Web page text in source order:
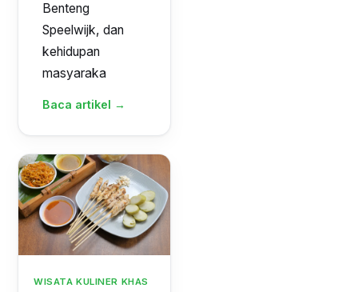
Benteng
Speelwijk, dan
kehidupan
masyaraka
Baca artikel →
WISATA KULINER KHAS